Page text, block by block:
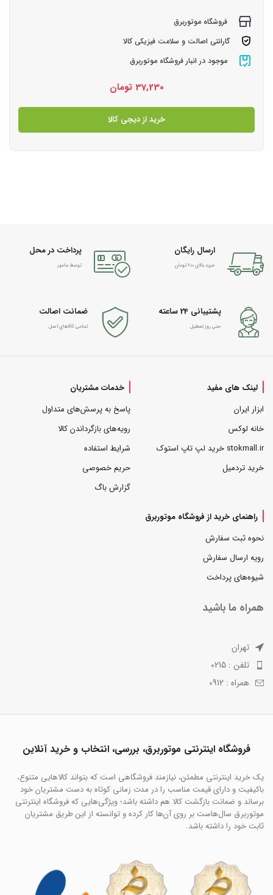
فروشگاه موتوربرق
گارانتی اصالت و سلامت فیزیکی کالا
موجود در انبار فروشگاه موتوربرق
37,230 تومان
خرید از دیجی کالا
ارسال رایگان
خرید بالای 600 تومان
پرداخت در محل
توسط مامور
پشتیبانی 24 ساعته
حتی روز تعطیل
ضمانت اصالت
تمامی کالاهای اصل
لینک های مفید
ابزار ایران
خانه لوکس
stokmall.ir خرید لپ تاپ استوک
خرید تردمیل
خدمات مشتریان
پاسخ به پرسش‌های متداول
رویه‌های بازگرداندن کالا
شرایط استفاده
حریم خصوصی
گزارش باگ
راهنمای خرید از فروشگاه موتوربرق
نحوه ثبت سفارش
رویه ارسال سفارش
شیوه‌های پرداخت
همراه ما باشید
تهران
تلفن : 0215
همراه : 0912
فروشگاه اینترنتی موتوربرق، بررسی، انتخاب و خرید آنلاین
یک خرید اینترنتی مطمئن، نیازمند فروشگاهی است که بتواند کالاهایی متنوع،
باکیفیت و دارای قیمت مناسب را در مدت زمانی کوتاه به دست مشتریان خود
برساند و ضمانت بازگشت کالا هم داشته باشد؛ ویژگی‌هایی که فروشگاه اینترنتی
موتوربرق سال‌هاست بر روی آن‌ها کار کرده و توانسته از این طریق مشتریان
ثابت خود را داشته باشد.